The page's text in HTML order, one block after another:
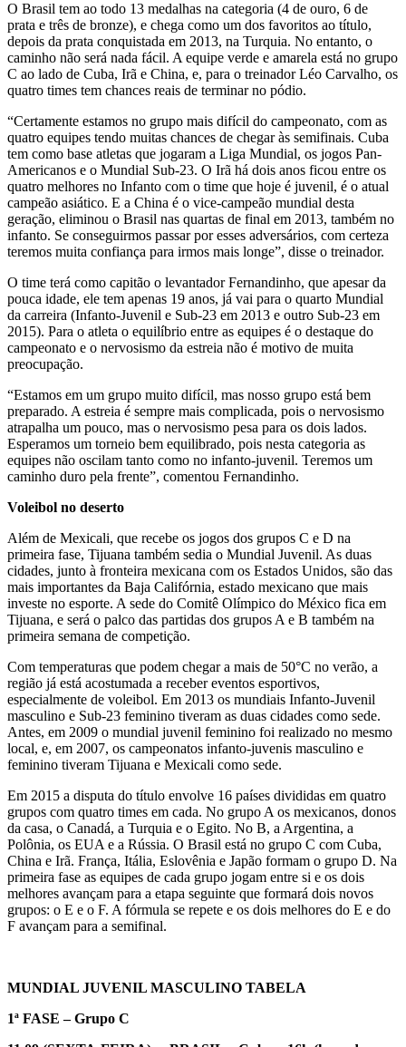
O Brasil tem ao todo 13 medalhas na categoria (4 de ouro, 6 de
prata e três de bronze), e chega como um dos favoritos ao título,
depois da prata conquistada em 2013, na Turquia. No entanto, o
caminho não será nada fácil. A equipe verde e amarela está no grupo
C ao lado de Cuba, Irã e China, e, para o treinador Léo Carvalho, os
quatro times tem chances reais de terminar no pódio.
“Certamente estamos no grupo mais difícil do campeonato, com as
quatro equipes tendo muitas chances de chegar às semifinais. Cuba
tem como base atletas que jogaram a Liga Mundial, os jogos Pan-
Americanos e o Mundial Sub-23. O Irã há dois anos ficou entre os
quatro melhores no Infanto com o time que hoje é juvenil, é o atual
campeão asiático. E a China é o vice-campeão mundial desta
geração, eliminou o Brasil nas quartas de final em 2013, também no
infanto. Se conseguirmos passar por esses adversários, com certeza
teremos muita confiança para irmos mais longe”, disse o treinador.
O time terá como capitão o levantador Fernandinho, que apesar da
pouca idade, ele tem apenas 19 anos, já vai para o quarto Mundial
da carreira (Infanto-Juvenil e Sub-23 em 2013 e outro Sub-23 em
2015). Para o atleta o equilíbrio entre as equipes é o destaque do
campeonato e o nervosismo da estreia não é motivo de muita
preocupação.
“Estamos em um grupo muito difícil, mas nosso grupo está bem
preparado. A estreia é sempre mais complicada, pois o nervosismo
atrapalha um pouco, mas o nervosismo pesa para os dois lados.
Esperamos um torneio bem equilibrado, pois nesta categoria as
equipes não oscilam tanto como no infanto-juvenil. Teremos um
caminho duro pela frente”, comentou Fernandinho.
Voleibol no deserto
Além de Mexicali, que recebe os jogos dos grupos C e D na
primeira fase, Tijuana também sedia o Mundial Juvenil. As duas
cidades, junto à fronteira mexicana com os Estados Unidos, são das
mais importantes da Baja Califórnia, estado mexicano que mais
investe no esporte. A sede do Comitê Olímpico do México fica em
Tijuana, e será o palco das partidas dos grupos A e B também na
primeira semana de competição.
Com temperaturas que podem chegar a mais de 50°C no verão, a
região já está acostumada a receber eventos esportivos,
especialmente de voleibol. Em 2013 os mundiais Infanto-Juvenil
masculino e Sub-23 feminino tiveram as duas cidades como sede.
Antes, em 2009 o mundial juvenil feminino foi realizado no mesmo
local, e, em 2007, os campeonatos infanto-juvenis masculino e
feminino tiveram Tijuana e Mexicali como sede.
Em 2015 a disputa do título envolve 16 países divididas em quatro
grupos com quatro times em cada. No grupo A os mexicanos, donos
da casa, o Canadá, a Turquia e o Egito. No B, a Argentina, a
Polônia, os EUA e a Rússia. O Brasil está no grupo C com Cuba,
China e Irã. França, Itália, Eslovênia e Japão formam o grupo D. Na
primeira fase as equipes de cada grupo jogam entre si e os dois
melhores avançam para a etapa seguinte que formará dois novos
grupos: o E e o F. A fórmula se repete e os dois melhores do E e do
F avançam para a semifinal.
MUNDIAL JUVENIL MASCULINO TABELA
1ª FASE – Grupo C